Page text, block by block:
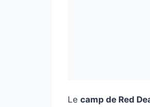
Le camp de Red